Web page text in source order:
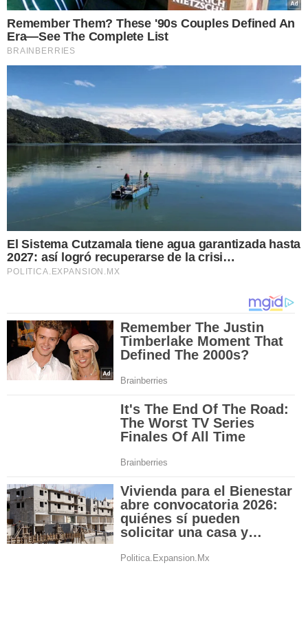
Remember Them? These '90s Couples Defined An
Era—See The Complete List
BRAINBERRIES
El Sistema Cutzamala tiene agua garantizada hasta
2027: así logró recuperarse de la crisi…
POLITICA.EXPANSION.MX